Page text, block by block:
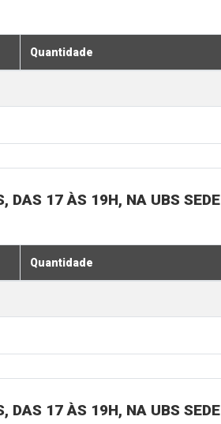
Quantidade
DAS 17 ÀS 19H, NA UBS SEDE
Quantidade
DAS 17 ÀS 19H, NA UBS SEDE